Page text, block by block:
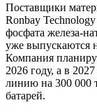
Поставщики
Ronbay
фосфата железа-
уже выпускаются
Компания
2026 году, а в
линию на 300 000
батарей.